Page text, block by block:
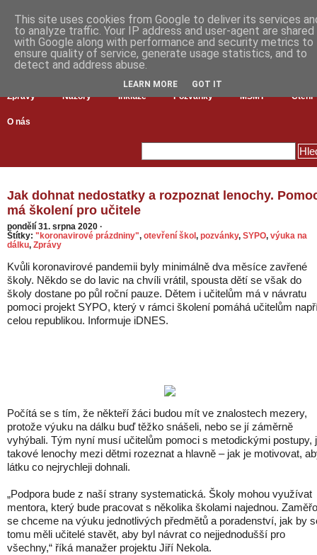
Zprávy Názory Inkluze Pozvánky MŠMT Čtení
O nás
Jak dohnat nedostatky a rozpoznat lenochy.
má školení pro učitele
pondělí 31. srpna 2020 ·
Štítky: "koronavirové prázdniny", otevření škol, pozvánky, SYPO, výuka na
dálku, Zprávy
Kvůli koronavirové pandemii byly minimálně dva měsíce zavřené
školy. Někdo se do lavic na chvíli vrátil, spousta dětí se však do
školy dostane po půl roční pauze. Dětem i učitelům má v návratu
pomoci projekt SYPO, který v rámci školení pomáhá učitelům
celou republikou. Informuje iDNES.
Počítá se s tím, že někteří žáci budou mít ve znalostech mezery,
protože výuku na dálku buď těžko snášeli, nebo se jí záměrně
vyhýbali. Tým nyní musí učitelům pomoci s metodickými postupy,
takové lenochy mezi dětmi rozeznat a hlavně – jak je motivovat,
látku co nejrychleji dohnali.
„Podpora bude z naší strany systematická. Školy mohou využívat
mentora, který bude pracovat s několika školami najednou.
se chceme na výuku jednotlivých předmětů a poradenství, jak by
tomu měli učitelé stavět, aby byl návrat co nejjednodušší pro
všechny,“ říká manažer projektu Jiří Nekola.
This site uses cookies from Google to deliver its services
to analyze traffic. Your IP address and user-agent are shared
with Google along with performance and security metrics to
ensure quality of service, generate usage statistics, and to
detect and address abuse.
LEARN MORE GOT IT